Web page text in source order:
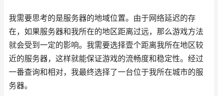
我需要思考的是服务器的地域位置。由于网络延迟的存
在，如果服务器和我所在的地区距离过远，那么游戏方法
就会受到一定的影响。我需要选择壹个距离我所在地区较
近的服务器，这样就能保证游戏的流畅度和稳定性。经过
一番查询和相对，我最终选择了一台位于我所在城市的服
务器。